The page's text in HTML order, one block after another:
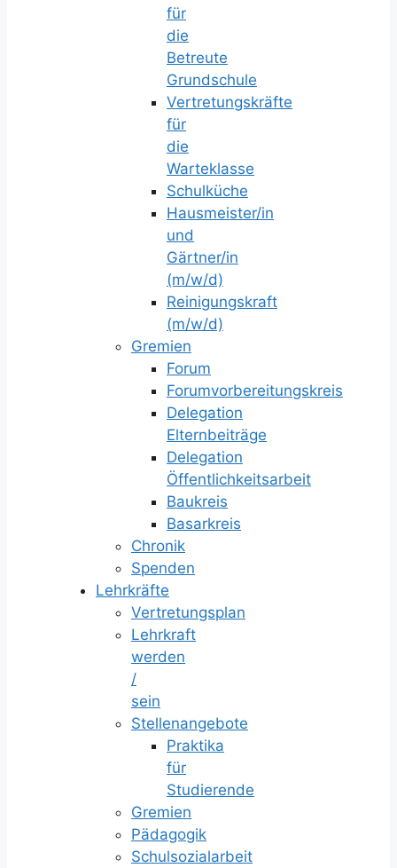
für
die
Betreute
Grundschule
Vertretungskräfte
für
die
Warteklasse
Schulküche
Hausmeister/in
und
Gärtner/in
(m/w/d)
Reinigungskraft
(m/w/d)
Gremien
Forum
Forumvorbereitungskreis
Delegation
Elternbeiträge
Delegation
Öffentlichkeitsarbeit
Baukreis
Basarkreis
Chronik
Spenden
Lehrkräfte
Vertretungsplan
Lehrkraft
werden
/
sein
Stellenangebote
Praktika
für
Studierende
Gremien
Pädagogik
Schulsozialarbeit